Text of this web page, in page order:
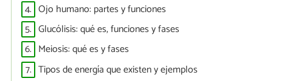
4. Ojo humano: partes y funciones
5. Glucólisis: qué es, funciones y fases
6. Meiosis: qué es y fases
7. Tipos de energía que existen y ejemplos